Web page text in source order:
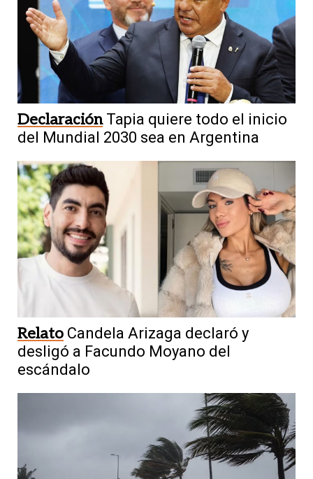
Declaración Tapia quiere todo el inicio
del Mundial 2030 sea en Argentina
Relato Candela Arizaga declaró y
desligó a Facundo Moyano del
escándalo